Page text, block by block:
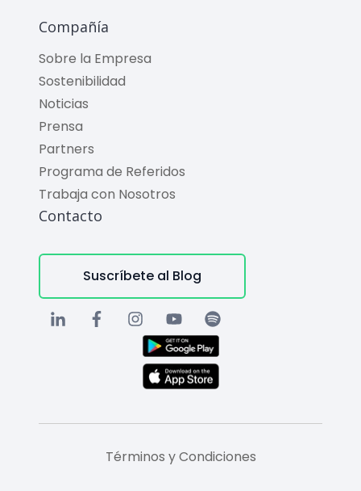
Compañía
Sobre la Empresa
Sostenibilidad
Noticias
Prensa
Partners
Programa de Referidos
Trabaja con Nosotros
Contacto
Suscríbete al Blog
Términos y Condiciones